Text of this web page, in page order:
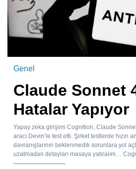
Genel
Claude Sonnet
Hatalar Yapıyor
Yapay zeka girişimi Cognition, Claude Sonnet
aracı Devin’le test etti. Şirket testlerde hızın
davranışlarının beklenmedik sorunlara yol
uzatmadan detayları masaya yatıralım…